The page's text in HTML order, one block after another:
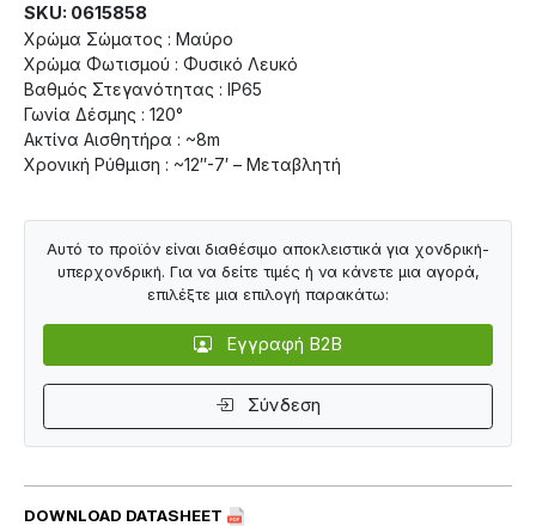
SKU: 0615858
Χρώμα Σώματος : Μαύρο
Χρώμα Φωτισμού : Φυσικό Λευκό
Βαθμός Στεγανότητας : IP65
Γωνία Δέσμης : 120°
Ακτίνα Αισθητήρα : ~8m
Χρονική Ρύθμιση : ~12″-7′ – Μεταβλητή
DOWNLOAD DATASHEET
Αυτό το προϊόν είναι διαθέσιμο αποκλειστικά για χονδρική-
υπερχονδρική. Για να δείτε τιμές ή να κάνετε μια αγορά,
επιλέξτε μια επιλογή παρακάτω:
Εγγραφή B2B
Σύνδεση